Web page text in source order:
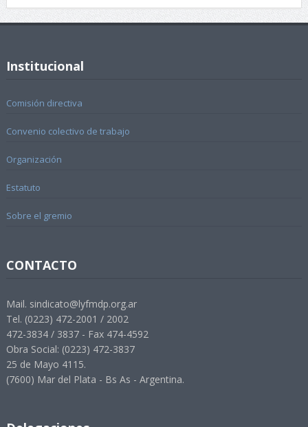
Institucional
Comisión directiva
Convenio colectivo de trabajo
Organización
Estatuto
Sobre el gremio
CONTACTO
Mail. sindicato@lyfmdp.org.ar
Tel. (0223) 472-2001 / 2002
472-3834 / 3837 - Fax 474-4592
Obra Social: (0223) 472-3837
25 de Mayo 4115.
(7600) Mar del Plata - Bs As - Argentina.